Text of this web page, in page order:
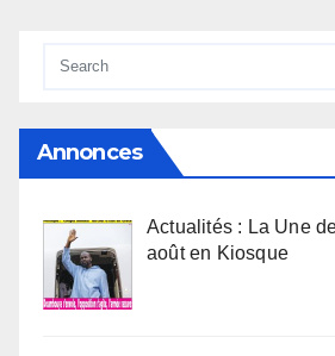
Annonces
Actualités : La Une
août en Kiosque